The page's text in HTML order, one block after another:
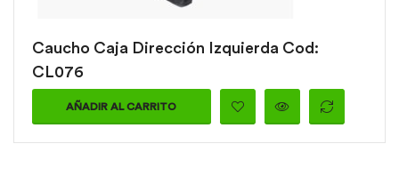
Caucho Caja Dirección Izquierda Cod:
CL076
AÑADIR AL CARRITO